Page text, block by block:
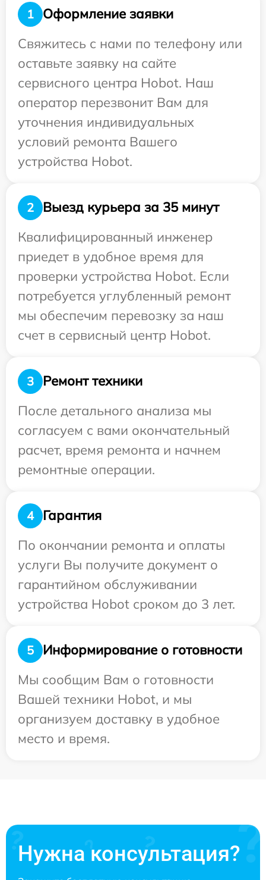
1
Оформление заявки
Свяжитесь с нами по телефону или
оставьте заявку на сайте
сервисного центра Hobot. Наш
оператор перезвонит Вам для
уточнения индивидуальных
условий ремонта Вашего
устройства Hobot.
2
Выезд курьера за 35 минут
Квалифицированный инженер
приедет в удобное время для
проверки устройства Hobot. Если
потребуется углубленный ремонт
мы обеспечим перевозку за наш
счет в сервисный центр Hobot.
3
Ремонт техники
После детального анализа мы
согласуем с вами окончательный
расчет, время ремонта и начнем
ремонтные операции.
4
Гарантия
По окончании ремонта и оплаты
услуги Вы получите документ о
гарантийном обслуживании
устройства Hobot сроком до 3 лет.
5
Информирование о готовности
Мы сообщим Вам о готовности
Вашей техники Hobot, и мы
организуем доставку в удобное
место и время.
Нужна консультация?